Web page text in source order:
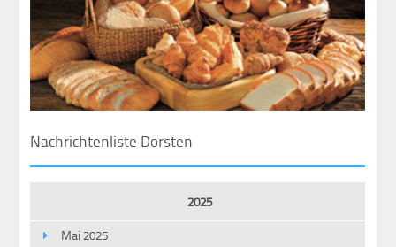
Nachrichtenliste Dorsten
2025
Mai 2025